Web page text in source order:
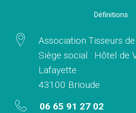
Définitions
Association Tisseurs
Siège social : Hôtel de
Lafayette
43100 Brioude
06 65 91 27 02